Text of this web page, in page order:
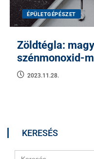
ÉPÜLETGÉPÉSZET
Zöldtégla:
szénmonoxid-
2023.11.28.
KERESÉS
Search